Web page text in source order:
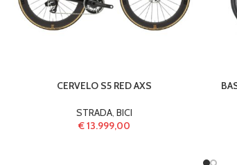
CERVELO S5 RED AXS
STRADA, BICI
€13.999,00